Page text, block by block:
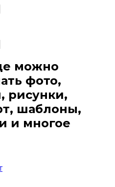
можно
фото,
рисунки,
шаблоны,
и многое